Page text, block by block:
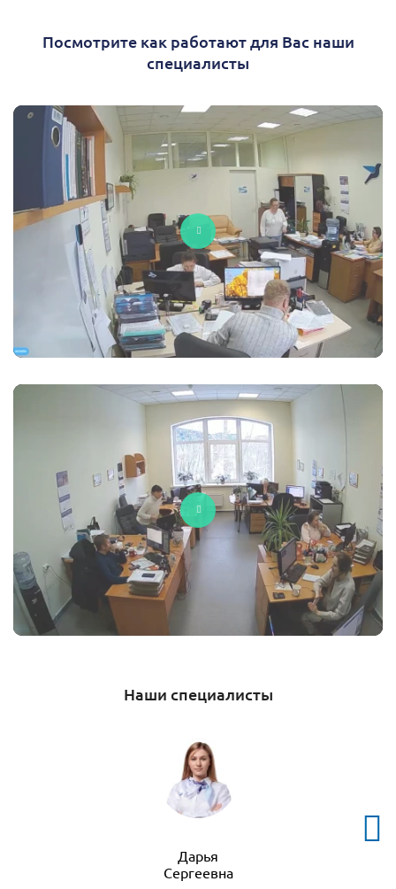
Посмотрите как работают для Вас наши
специалисты
Наши специалисты
Дарья
Сергеевна